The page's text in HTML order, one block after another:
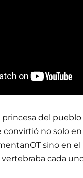
princesa del pueblo
convirtió no solo
sino en
cada